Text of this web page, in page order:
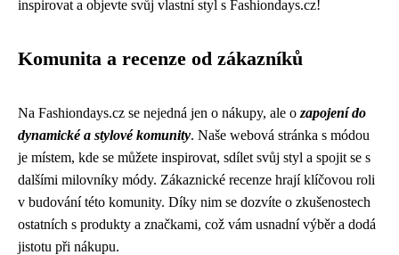
inspirovat a objevte svůj vlastní styl s Fashiondays.cz!
Komunita a recenze od zákazníků
Na Fashiondays.cz se nejedná jen o nákupy, ale o zapojení do
dynamické a stylové komunity. Naše webová stránka s módou
je místem, kde se můžete inspirovat, sdílet svůj styl a spojit se s
dalšími milovníky módy. Zákaznické recenze hrají klíčovou roli
v budování této komunity. Díky nim se dozvíte o zkušenostech
ostatních s produkty a značkami, což vám usnadní výběr a dodá
jistotu při nákupu.